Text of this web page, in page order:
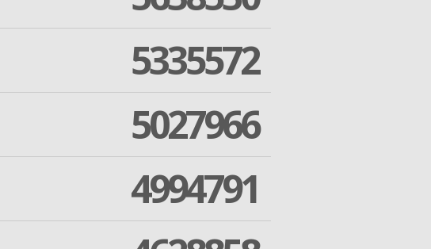
5335572
5027966
4994791